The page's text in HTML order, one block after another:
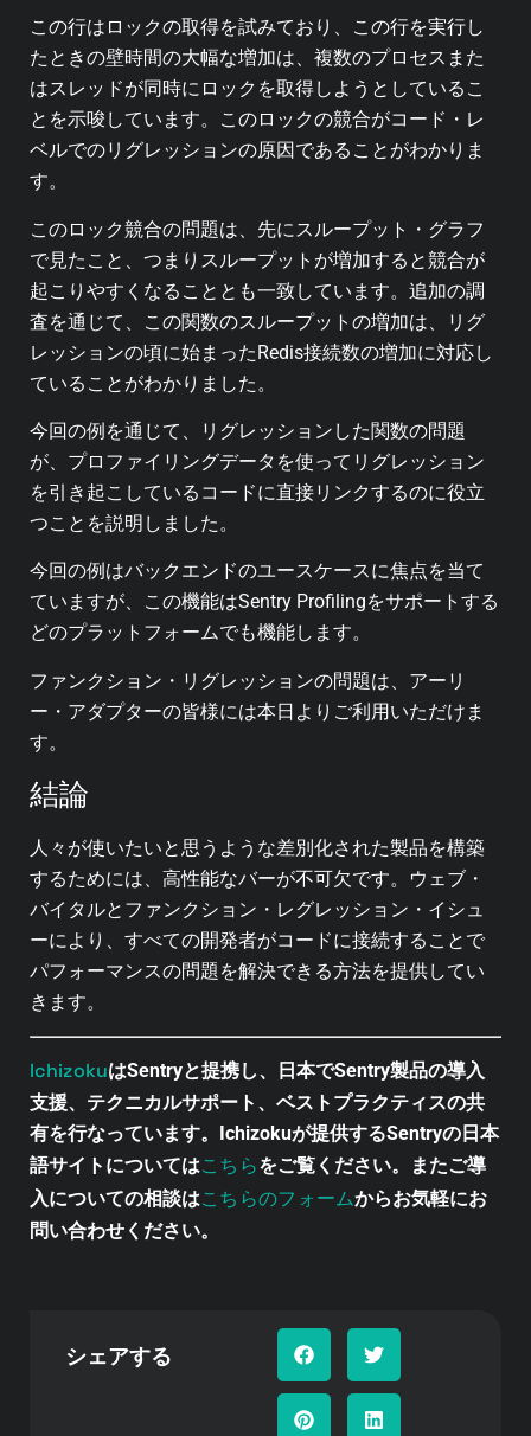
この行はロックの取得を試みており、この行を実行し
たときの壁時間の大幅な増加は、複数のプロセスまた
はスレッドが同時にロックを取得しようとしているこ
とを示唆しています。このロックの競合がコード・レ
ベルでのリグレッションの原因であることがわかりま
す。
このロック競合の問題は、先にスループット・グラフ
で見たこと、つまりスループットが増加すると競合が
起こりやすくなることとも一致しています。追加の調
査を通じて、この関数のスループットの増加は、リグ
レッションの頃に始まったRedis接続数の増加に対応し
ていることがわかりました。
今回の例を通じて、リグレッションした関数の問題
が、プロファイリングデータを使ってリグレッション
を引き起こしているコードに直接リンクするのに役立
つことを説明しました。
今回の例はバックエンドのユースケースに焦点を当て
ていますが、この機能はSentry Profilingをサポートする
どのプラットフォームでも機能します。
ファンクション・リグレッションの問題は、アーリ
ー・アダプターの皆様には本日よりご利用いただけま
す。
結論
人々が使いたいと思うような差別化された製品を構築
するためには、高性能なバーが不可欠です。ウェブ・
バイタルとファンクション・レグレッション・イシュ
ーにより、すべての開発者がコードに接続することで
パフォーマンスの問題を解決できる方法を提供してい
きます。
IchizokuはSentryと提携し、日本でSentry製品の導入
支援、テクニカルサポート、ベストプラクティスの共
有を行なっています。Ichizokuが提供するSentryの日本
語サイトについてはこちらをご覧ください。またご導
入についての相談はこちらのフォームからお気軽にお
問い合わせください。
シェアする